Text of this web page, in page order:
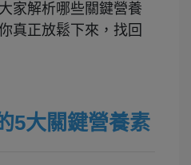
家解析哪些關鍵營養
真正放鬆下來，找回
5大關鍵營養素